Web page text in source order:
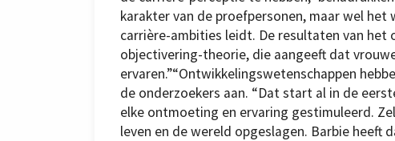
karakter van de proefpersonen, maar wel
carrière-ambities leidt. De resultaten van
objectivering-theorie, die aangeeft dat
ervaren.”“Ontwikkelingswetenschappen
de onderzoekers aan. “Dat start al in de
elke ontmoeting en ervaring gestimuleerd.
leven en de wereld opgeslagen. Barbie heeft